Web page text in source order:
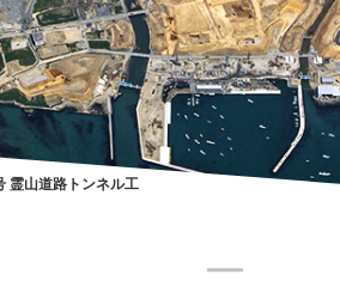
投資家のみなさまへ
霊山道路トンネル工